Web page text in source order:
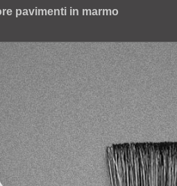
pavimenti in marmo